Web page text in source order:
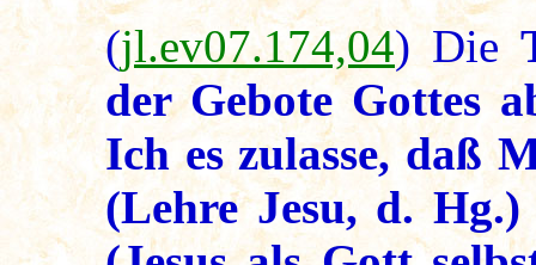
(jl.ev07.174,04) Die
der Gebote Gottes
Ich es zulasse, daß
(Lehre Jesu, d.